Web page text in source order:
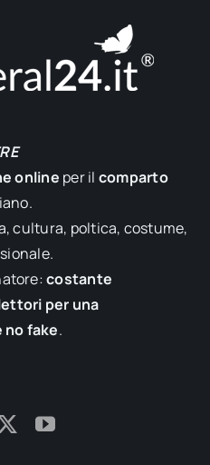
online per il comparto
cultura, poltica, costume,
costante
per una
fake.